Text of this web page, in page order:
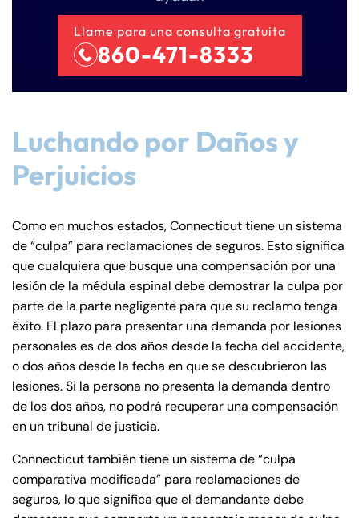
Llame para una consulta gratuita
860-471-8333
Luchando por Daños y
Perjuicios
Como en muchos estados, Connecticut tiene un sistema
de “culpa” para reclamaciones de seguros. Esto significa
que cualquiera que busque una compensación por una
lesión de la médula espinal debe demostrar la culpa por
parte de la parte negligente para que su reclamo tenga
éxito. El plazo para presentar una demanda por lesiones
personales es de dos años desde la fecha del accidente,
o dos años desde la fecha en que se descubrieron las
lesiones. Si la persona no presenta la demanda dentro
de los dos años, no podrá recuperar una compensación
en un tribunal de justicia.
Connecticut también tiene un sistema de “culpa
comparativa modificada” para reclamaciones de
seguros, lo que significa que el demandante debe